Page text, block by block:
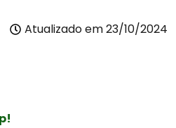
Atualizado em 23/10/2024